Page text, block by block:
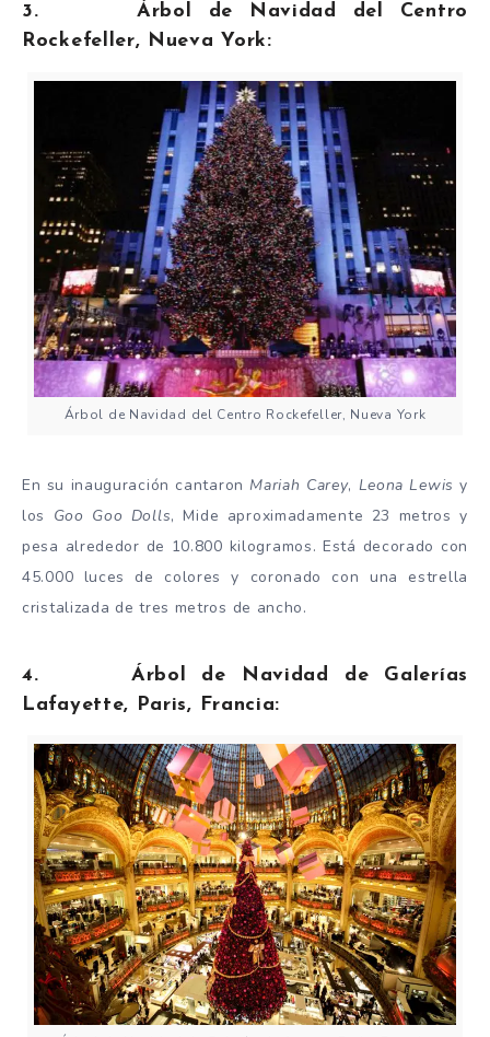
3. Árbol de Navidad del Centro
Rockefeller, Nueva York:
Árbol de Navidad del Centro Rockefeller, Nueva York
En su inauguración cantaronMariah Carey, Leona Lewis y
los Goo Goo Dolls, Mide aproximadamente 23 metros y
pesa alrededor de 10.800 kilogramos. Está decorado con
45.000 luces de colores y coronado con una estrella
cristalizada de tres metros de ancho.
4. Árbol de Navidad de Galerías
Lafayette, Paris, Francia: